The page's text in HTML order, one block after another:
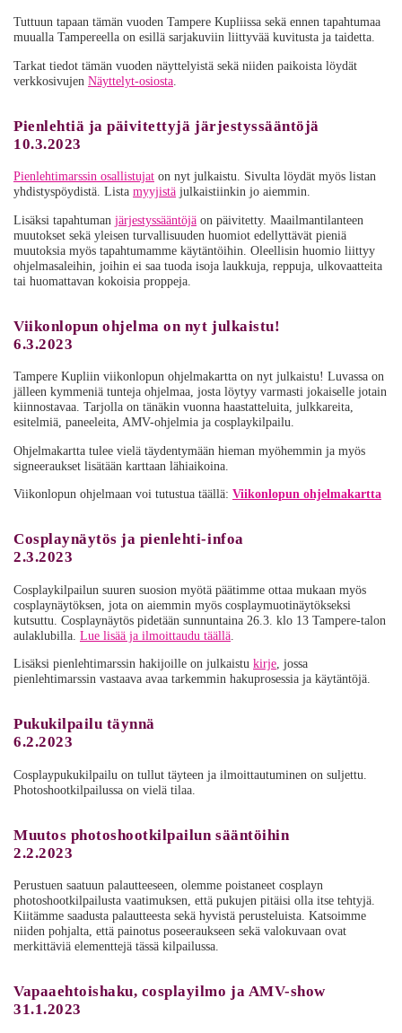
Tuttuun tapaan tämän vuoden Tampere Kupliissa sekä ennen tapahtumaa
muualla Tampereella on esillä sarjakuviin liittyvää kuvitusta ja taidetta.
Tarkat tiedot tämän vuoden näyttelyistä sekä niiden paikoista löydät
verkkosivujen Näyttelyt-osiosta
Pienlehtiä ja päivitettyjä järjestyssääntöjä
10.3.2023
Pienlehtimarssin osallistujat on nyt julkaistu. Sivulta löydät myös listan
yhdistyspöydistä. Lista myyjistä julkaistiinkin jo aiemmin.
Lisäksi tapahtuman järjestyssääntöjä on päivitetty. Maailmantilanteen
muutokset sekä yleisen turvallisuuden huomiot edellyttävät pieniä
muutoksia myös tapahtumamme käytäntöihin. Oleellisin huomio liittyy
ohjelmasaleihin, joihin ei saa tuoda isoja laukkuja, reppuja, ulkovaatteita
tai huomattavan kokoisia proppeja.
Viikonlopun ohjelma on nyt julkaistu!
6.3.2023
Tampere Kupliin viikonlopun ohjelmakartta on nyt julkaistu! Luvassa on
jälleen kymmeniä tunteja ohjelmaa, josta löytyy varmasti jokaiselle jotain
kiinnostavaa. Tarjolla on tänäkin vuonna haastatteluita, julkkareita,
esitelmiä, paneeleita, AMV-ohjelmia ja cosplaykilpailu.
Ohjelmakartta tulee vielä täydentymään hieman myöhemmin ja myös
signeeraukset lisätään karttaan lähiaikoina.
Viikonlopun ohjelmaan voi tutustua täällä: Viikonlopun ohjelmakartta
Cosplaynäytös ja pienlehti-infoa
2.3.2023
Cosplaykilpailun suuren suosion myötä päätimme ottaa mukaan myös
cosplaynäytöksen, jota on aiemmin myös cosplaymuotinäytökseksi
kutsuttu. Cosplaynäytös pidetään sunnuntaina 26.3. klo 13 Tampere-talon
aulaklubilla. Lue lisää ja ilmoittaudu täällä
Lisäksi pienlehtimarssin hakijoille on julkaistu kirje , jossa
pienlehtimarssin vastaava avaa tarkemmin hakuprosessia ja käytäntöjä.
Pukukilpailu täynnä
6.2.2023
Cosplaypukukilpailu on tullut täyteen ja ilmoittautuminen on suljettu.
Photoshootkilpailussa on vielä tilaa.
Muutos photoshootkilpailun sääntöihin
2.2.2023
Perustuen saatuun palautteeseen, olemme poistaneet cosplayn
photoshootkilpailusta vaatimuksen, että pukujen pitäisi olla itse tehtyjä.
Kiitämme saadusta palautteesta sekä hyvistä perusteluista. Katsoimme
niiden pohjalta, että painotus poseeraukseen sekä valokuvaan ovat
merkittäviä elementtejä tässä kilpailussa.
Vapaaehtoishaku, cosplayilmo ja AMV-show
31.1.2023